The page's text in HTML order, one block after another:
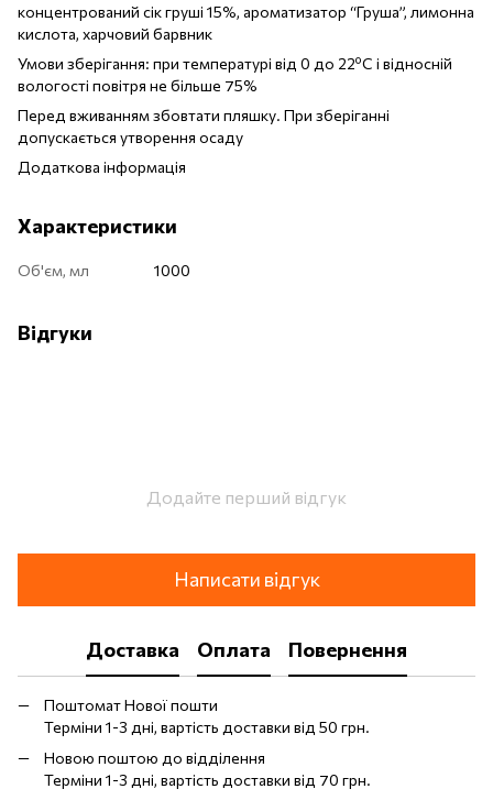
концентрований сік груші 15%, ароматизатор “Груша”, лимонна
кислота, харчовий барвник
Умови зберігання: при температурі від 0 до 22ºС і відносній
вологості повітря не більше 75%
Перед вживанням збовтати пляшку. При зберіганні
допускається утворення осаду
Додаткова інформація
Характеристики
Об'єм, мл 1000
Відгуки
Додайте перший відгук
Написати відгук
Доставка Оплата Повернення
Поштомат Нової пошти
Терміни 1-3 дні, вартість доставки від 50 грн.
Новою поштою до відділення
Терміни 1-3 дні, вартість доставки від 70 грн.